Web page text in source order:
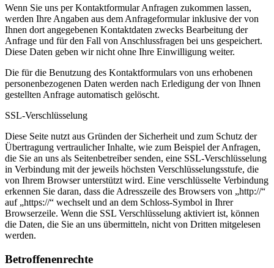
Wenn Sie uns per Kontaktformular Anfragen zukommen lassen,
werden Ihre Angaben aus dem Anfrageformular inklusive der von
Ihnen dort angegebenen Kontaktdaten zwecks Bearbeitung der
Anfrage und für den Fall von Anschlussfragen bei uns gespeichert.
Diese Daten geben wir nicht ohne Ihre Einwilligung weiter.
Die für die Benutzung des Kontaktformulars von uns erhobenen
personenbezogenen Daten werden nach Erledigung der von Ihnen
gestellten Anfrage automatisch gelöscht.
SSL-Verschlüsselung
Diese Seite nutzt aus Gründen der Sicherheit und zum Schutz der
Übertragung vertraulicher Inhalte, wie zum Beispiel der Anfragen,
die Sie an uns als Seitenbetreiber senden, eine SSL-Verschlüsselung
in Verbindung mit der jeweils höchsten Verschlüsselungsstufe, die
von Ihrem Browser unterstützt wird. Eine verschlüsselte Verbindung
erkennen Sie daran, dass die Adresszeile des Browsers von „http://“
auf „https://“ wechselt und an dem Schloss-Symbol in Ihrer
Browserzeile. Wenn die SSL Verschlüsselung aktiviert ist, können
die Daten, die Sie an uns übermitteln, nicht von Dritten mitgelesen
werden.
Betroffenenrechte